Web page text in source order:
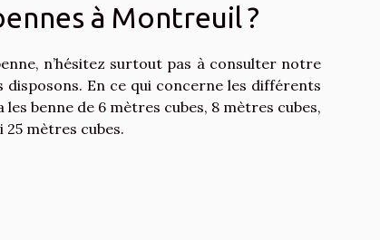
à Montreuil ?
n’hésitez surtout pas à consulter notre
En ce qui concerne les différents
benne de 6 mètres cubes, 8 mètres cubes,
25 mètres cubes.